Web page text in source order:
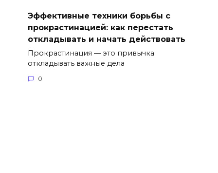
Эффективные техники борьбы с
прокрастинацией: как перестать
откладывать и начать действовать
Прокрастинация — это привычка
откладывать важные дела
0